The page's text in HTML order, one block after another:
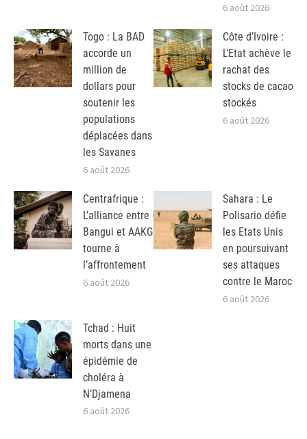
6 août 2026
Togo : La BAD
accorde un
million de
dollars pour
soutenir les
populations
déplacées dans
les Savanes
6 août 2026
Côte d’Ivoire :
L’Etat achève le
rachat des
stocks de cacao
stockés
6 août 2026
Centrafrique :
L’alliance entre
Bangui et AAKG
tourne à
l’affrontement
6 août 2026
Sahara : Le
Polisario défie
les Etats Unis
en poursuivant
ses attaques
contre le Maroc
6 août 2026
Tchad : Huit
morts dans une
épidémie de
choléra à
N’Djamena
6 août 2026